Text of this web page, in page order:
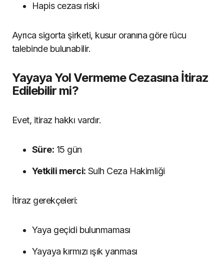
Hapis cezası riski
Ayrıca sigorta şirketi, kusur oranına göre rücu
talebinde bulunabilir.
Yayaya Yol Vermeme Cezasına İtiraz
Edilebilir mi?
Evet, itiraz hakkı vardır.
Süre: 15 gün
Yetkili merci: Sulh Ceza Hakimliği
İtiraz gerekçeleri:
Yaya geçidi bulunmaması
Yayaya kırmızı ışık yanması